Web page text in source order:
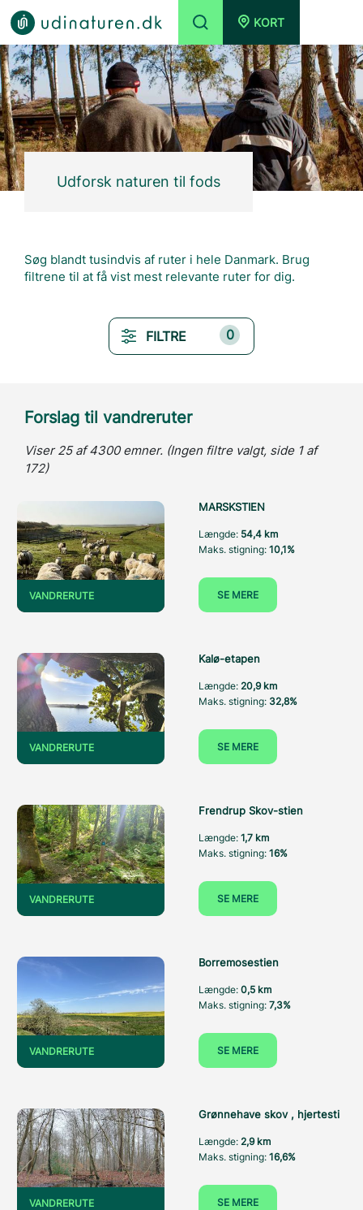
KORT
Udforsk naturen til fods
Søg blandt tusindvis af ruter i hele Danmark. Brug
filtrene til at få vist mest relevante ruter for dig.
FILTRE 0
Forslag til vandreruter
Viser 25 af 4300 emner. (Ingen filtre valgt, side 1 af
172)
VANDRERUTE
MARSKSTIEN
Længde: 54,4 km
Maks. stigning: 10,1%
SE MERE
VANDRERUTE
Kalø-etapen
Længde: 20,9 km
Maks. stigning: 32,8%
SE MERE
VANDRERUTE
Frendrup Skov-stien
Længde: 1,7 km
Maks. stigning: 16%
SE MERE
VANDRERUTE
Borremosestien
Længde: 0,5 km
Maks. stigning: 7,3%
SE MERE
VANDRERUTE
Grønnehave skov , hjertesti
Længde: 2,9 km
Maks. stigning: 16,6%
SE MERE